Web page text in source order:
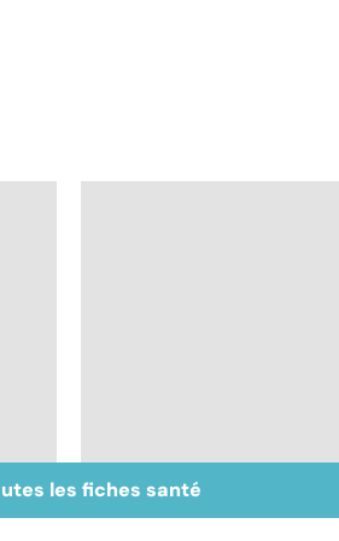
Suicide : prévenir le
passage à l'acte
les fiches santé